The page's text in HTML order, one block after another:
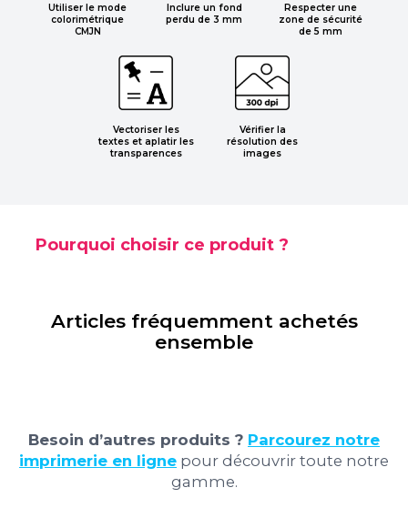
Utiliser le mode
colorimétrique
CMJN
Inclure un fond
perdu de 3 mm
Respecter une
zone de sécurité
de 5 mm
Vectoriser les
textes et aplatir les
transparences
Vérifier la
résolution des
images
Pourquoi choisir ce produit ?
Articles fréquemment achetés
ensemble
Besoin d’autres produits ? Parcourez notre
imprimerie en ligne pour découvrir toute notre
gamme.